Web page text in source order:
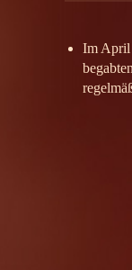
Im April